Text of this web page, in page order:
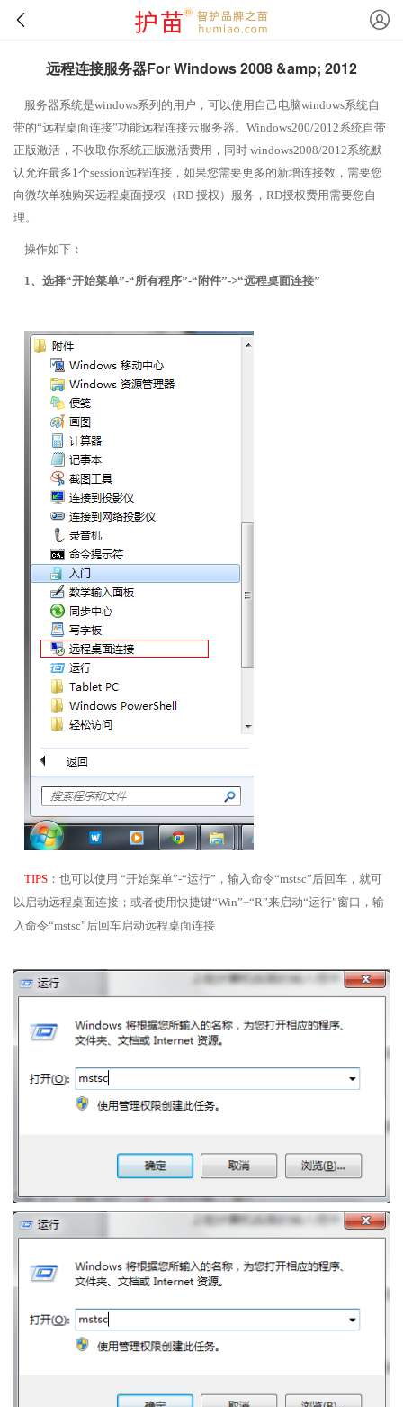
远程连接服务器For Windows 2008 &amp; 2012
服务器系统是windows系列的用户，可以使用自己电脑windows系统自
带的“远程桌面连接”功能远程连接云服务器。Windows200/2012系统自带
正版激活，不收取你系统正版激活费用，同时 windows2008/2012系统默
认允许最多1个session远程连接，如果您需要更多的新增连接数，需要您
向微软单独购买远程桌面授权（RD 授权）服务，RD授权费用需要您自
理。
操作如下：
1、选择“开始菜单”-“所有程序”-“附件”->“远程桌面连接”
TIPS ：也可以使用 “开始菜单”-“运行”，输入命令“mstsc”后回车，就可
以启动远程桌面连接；或者使用快捷键“Win”+“R”来启动“运行”窗口，输
入命令“mstsc”后回车启动远程桌面连接